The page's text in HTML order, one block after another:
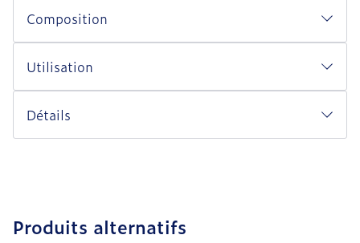
Composition
Utilisation
Détails
Produits alternatifs